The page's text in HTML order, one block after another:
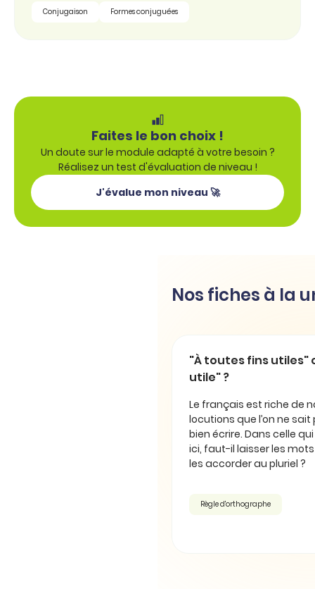
Conjugaison Formes conjuguées
Faites le bon choix !
Un doute sur le module adapté à votre besoin ?
Réalisez un test d'évaluation de niveau !
J'évalue mon niveau 🚀
Nos fiches à la
"À toutes fins utiles"
utile" ?
Le français est riche de
locutions que l’on ne
bien écrire. Dans celle
ici, faut-il laisser les
les accorder au pluriel ?
Règle d'orthographe